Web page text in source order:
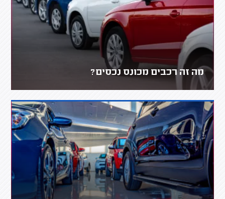
מה זה רכבים מכונס נכסים?